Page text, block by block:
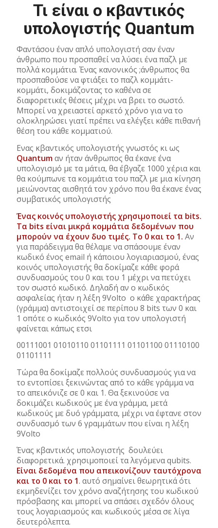
Τι είναι ο κβαντικός
υπολογιστής Quantum
Φαντάσου έναν απλό υπολογιστή σαν έναν
άνθρωπο που προσπαθεί να λύσει ένα παζλ με
πολλά κομμάτια. Ένας κανονικός ;άνθρωπος θα
προσπαθούσε να φτιάξει το παζλ κομμάτι-
κομμάτι, δοκιμάζοντας το καθένα σε
διαφορετικές θέσεις μέχρι να βρει το σωστό.
Μπορεί να χρειαστεί αρκετό χρόνο για να το
ολοκληρώσει γιατί πρέπει να ελέγξει κάθε πιθανή
θέση του κάθε κομματιού.
Eνας κβαντικός υπολογιστής γνωστός κι ως
Quantumαν ήταν άνθρωπος θα έκανε ένα
υπολογισμό με τα μάτια, θα έβγαζε 1000 χέρια και
θα κούμπωνε τα κομμάτια του παζλ με μια κίνηση
μειώνοντας αισθητά τον χρόνο που θα έκανε ένας
συμβατικός υπολογιστής
Ένας κοινός υπολογιστής χρησιμοποιεί τα bits.
Τα bits είναι μικρά κομμάτια δεδομένων που
μπορούν να έχουν δυο τιμές. Το 0 και το 1. Αν
για παράδειγμα θα θέλαμε να σπάσουμε έναν
κωδικό ένος email ή κάποιου λογιαριασμού, ένας
κοινός υπολογιστής θα δοκίμαζε κάθε φορά
συνδυασμούς του 0 και του 1 μέχρι να πετύχει
τον σωστό κωδικό. Δηλαδή αν ο κωδικός
ασφαλείας ήταν η λέξη 9Volto ο κάθε χαρακτήρας
(γράμμα) αντιστοιχεί σε περίπου 8 bits των 0 και
1 οπότε ο κωδικός 9Volto για τον υπολογιστή
φαίνεται κάπως ετσι
00111001 01010110 01101111 01101100 01110100
01101111
Τώρα θα δοκίμαζε πολλούς συνδυασμούς για να
το εντοπίσει ξεκινώντας από το κάθε γράμμα να
το απεικόνιζε σε 0 και 1. Θα ξεκινούσε να
δοκιμάζει κωδικούς με ένα γράμμα, μετά
κωδικούς με δυό γράμματα, μέχρι να έφτανε στον
συνδυασμό των 6 γραμμάτων που είναι η λέξη
9Volto
Ένας κβαντικός υπολογιστής δουλεύει
διαφορετικά. χρησιμοποιεί τα λεγόμενα qubits.
Είναι δεδομένα που απεικονίζουν ταυτόχρονα
και το 0 και το 1. αυτό σημαίνει θεωρητικά ότι
εκμηδενίζει τον χρόνο αναζήτησης του κωδικού
πρόσβασης και μπορεί να σπάσει σχεδόν όλους
τους λογαριασμούς και κωδικούς μέσα σε λίγα
δευτερόλεπτα.